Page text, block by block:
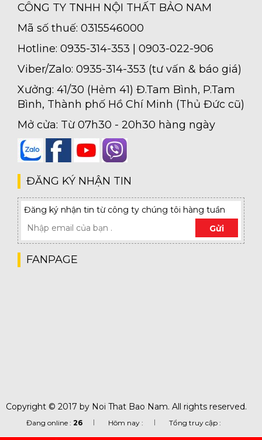
CÔNG TY TNHH NỘI THẤT BẢO NAM
Mã số thuế: 0315546000
Hotline: 0935-314-353 | 0903-022-906
Viber/Zalo: 0935-314-353 (tư vấn & báo giá)
Xưởng: 41/30 (Hẻm 41) Đ.Tam Bình, P.Tam
Bình, Thành phố Hồ Chí Minh (Thủ Đức cũ)
Mở cửa: Từ 07h30 - 20h30 hàng ngày
ĐĂNG KÝ NHẬN TIN
Đăng ký nhận tin từ công ty chúng tôi hàng tuần
Gửi
FANPAGE
Copyright © 2017 by Noi That Bao Nam. All rights reserved.
Đang online : 26 Hôm nay : Tổng truy cập :